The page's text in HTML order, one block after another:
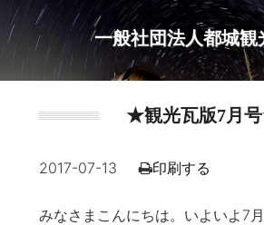
一般社団法人都城観
★観光瓦版7月
2017-07-13 印刷する
みなさまこんにちは。いよいよ7月